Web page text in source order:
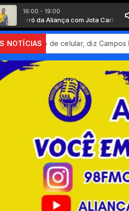
16:00 - 19:00
Forró da Aliança com Jota Carlos
NOTÍCIASde celular, diz Campos Neto